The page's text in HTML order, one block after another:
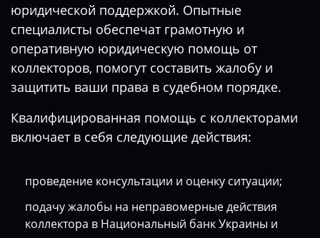
юридической поддержкой. Опытные
специалисты обеспечат грамотную и
оперативную юридическую помощь от
коллекторов, помогут составить жалобу и
защитить ваши права в судебном порядке.
Квалифицированная помощь с коллекторами
включает в себя следующие действия:
проведение консультации и оценку ситуации;
подачу жалобы на неправомерные действия
коллектора в Национальный банк Украины и